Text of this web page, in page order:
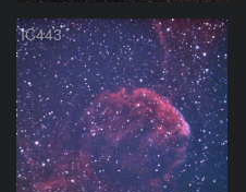
IC443